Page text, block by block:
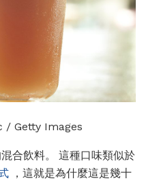
/ Getty Images
合飲料。 這種口味類似於
，這就是為什麼這是幾十